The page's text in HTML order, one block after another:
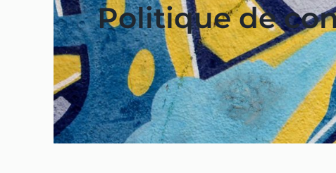
Politique de